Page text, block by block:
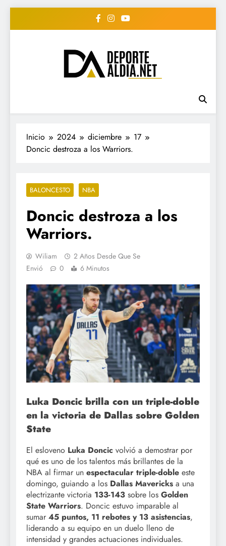
• DEPORTE AL DIA •
"Periodico Deportivo
Digital"
#deportealdiard #deportealdiaperiodico
Inicio 2024 diciembre
17
Doncic destroza a los Warriors.
BALONCESTO NBA
Doncic destroza a los
Warriors.
Wiliam
2 Años Desde Que Se
Envió
0 6 Minutos
Luka Doncic brilla con un triple-doble
en la victoria de Dallas sobre Golden
State
El esloveno Luka Doncic volvió a demostrar por
qué es uno de los talentos más brillantes de la
NBA al firmar un espectacular triple-doble este
domingo, guiando a los Dallas Mavericks a una
electrizante victoria 133-143 sobre los Golden
State Warriors. Doncic estuvo imparable al
sumar 45 puntos, 11 rebotes y 13 asistencias,
liderando a su equipo en un duelo lleno de
intensidad y grandes actuaciones individuales.